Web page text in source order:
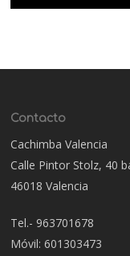
Contacto
Cachimba Valencia
Calle Pintor Stolz, 40
46018 Valencia
Tel.- 963701678
Móvil: 601303473